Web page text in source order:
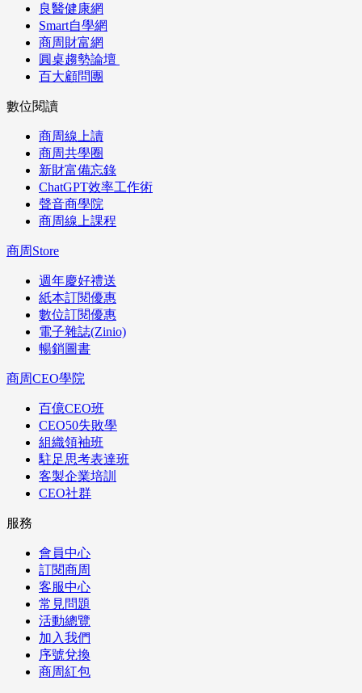
良醫健康網
Smart自學網
商周財富網
圓桌趨勢論壇
百大顧問團
數位閱讀
商周線上讀
商周共學圈
新財富備忘錄
ChatGPT效率工作術
聲音商學院
商周線上課程
商周Store
週年慶好禮送
紙本訂閱優惠
數位訂閱優惠
電子雜誌(Zinio)
暢銷圖書
商周CEO學院
百億CEO班
CEO50失敗學
組織領袖班
駐足思考表達班
客製企業培訓
CEO社群
服務
會員中心
訂閱商周
客服中心
常見問題
活動總覽
加入我們
序號兌換
商周紅包